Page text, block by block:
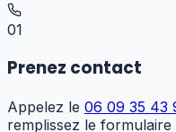
01
Prenez contact
Appelez le 06 09 35 43
remplissez le